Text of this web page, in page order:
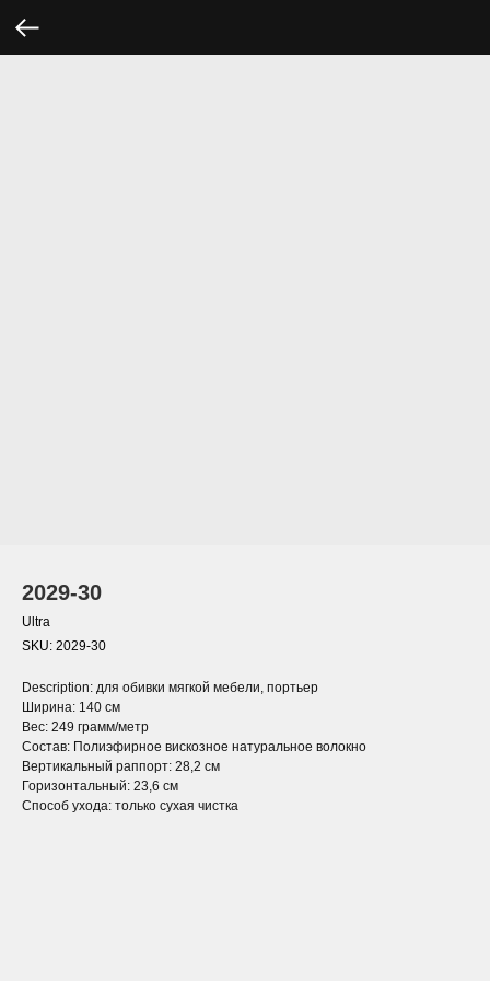
2029-30
Ultra
SKU: 2029-30
Description: для обивки мягкой мебели, портьер
Ширина: 140 см
Вес: 249 грамм/метр
Состав: Полиэфирное вискозное натуральное волокно
Вертикальный раппорт: 28,2 см
Горизонтальный: 23,6 см
Способ ухода: только сухая чистка